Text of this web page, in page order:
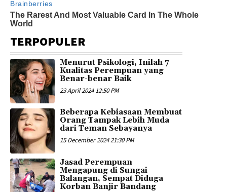
TERPOPULER
Menurut Psikologi, Inilah 7
Kualitas Perempuan yang
Benar-benar Baik
23 April 2024 12:50 PM
Beberapa Kebiasaan Membuat
Orang Tampak Lebih Muda
dari Teman Sebayanya
15 December 2024 21:30 PM
Jasad Perempuan
Mengapung di Sungai
Balangan, Sempat Diduga
Korban Banjir Bandang